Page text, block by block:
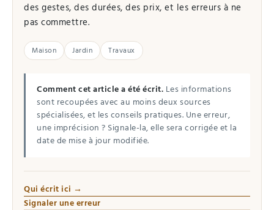
des gestes, des durées, des prix, et les erreurs à ne
pas commettre.
Maison Jardin Travaux
Comment cet article a été écrit. Les informations
sont recoupées avec au moins deux sources
spécialisées, et les conseils pratiques. Une erreur,
une imprécision ? Signale-la, elle sera corrigée et la
date de mise à jour modifiée.
Qui écrit ici →
Signaler une erreur